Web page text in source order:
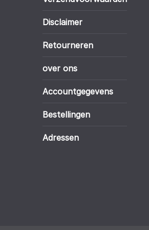
Disclaimer
Retourneren
over ons
Accountgegevens
Bestellingen
Adressen